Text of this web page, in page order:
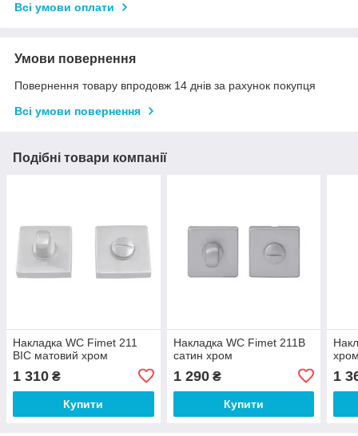
Всі умови оплати
Умови повернення
Повернення товару впродовж 14 днів за рахунок покупця
Всі умови повернення
Подібні товари компанії
Накладка WC Fimet 211
ВIC матовий хром
1 310 ₴
Купити
Накладка WC Fimet 211B
сатин хром
1 290₴
Купити
1